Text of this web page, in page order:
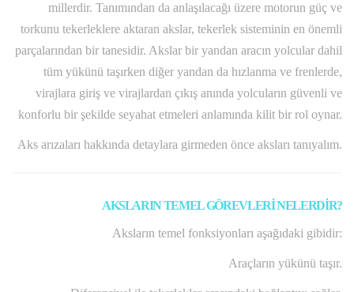
millerdir. Tanımından da anlaşılacağı üzere motorun güç ve
torkunu tekerleklere aktaran akslar, tekerlek sisteminin en önemli
parçalarından bir tanesidir. Akslar bir yandan aracın yolcular dahil
tüm yükünü taşırken diğer yandan da hızlanma ve frenlerde,
virajlara giriş ve virajlardan çıkış anında yolcuların güvenli ve
konforlu bir şekilde seyahat etmeleri anlamında kilit bir rol oynar.
Aks arızaları hakkında detaylara girmeden önce aksları tanıyalım.
AKSLARIN TEMEL GÖREVLERİ NELERDİR?
Aksların temel fonksiyonları aşağıdaki gibidir:
Araçların yükünü taşır.